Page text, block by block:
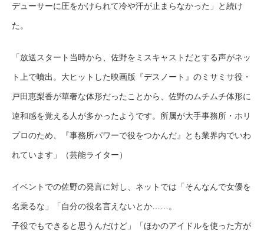
デューサーに圧をかけられて冷や汗が止まらなかった」と続け
た。
「放送スタート当時から、佐野をミスキャストだとする声がネッ
ト上で噴出。大ヒットした映画版『デスノート』のミサミサ役・
戸田恵梨香が華奢な体形だったことから、佐野のムチムチ体形に
違和感を覚える人が多かったようです。所属が大手事務所・ホリ
プロのため、『事務所パワーで役をつかんだ』とも業界内でいわ
れています」（芸能ライター）
イベントでの佐野の発言に対し、ネットでは「そんなんで女優を
名乗るな」「自分の役名言えないとか……。
子役でもできると思うんだけど」「ほかのアイドルを使った方が